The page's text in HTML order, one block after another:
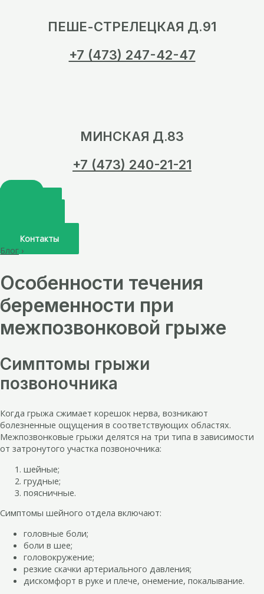
ПЕШЕ-СТРЕЛЕЦКАЯ Д.91
+7 (473) 247-42-47
МИНСКАЯ Д.83
+7 (473) 240-21-21
Контакты
Блог ›
Особенности течения
беременности при
межпозвонковой грыже
Симптомы грыжи
позвоночника
Когда грыжа сжимает корешок нерва, возникают
болезненные ощущения в соответствующих областях.
Межпозвонковые грыжи делятся на три типа в зависимости
от затронутого участка позвоночника:
шейные;
грудные;
поясничные.
Симптомы шейного отдела включают:
головные боли;
боли в шее;
головокружение;
резкие скачки артериального давления;
дискомфорт в руке и плече, онемение, покалывание.